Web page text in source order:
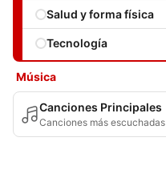
Salud y forma física
Tecnología
Música
Canciones Principales
Canciones más escuchadas